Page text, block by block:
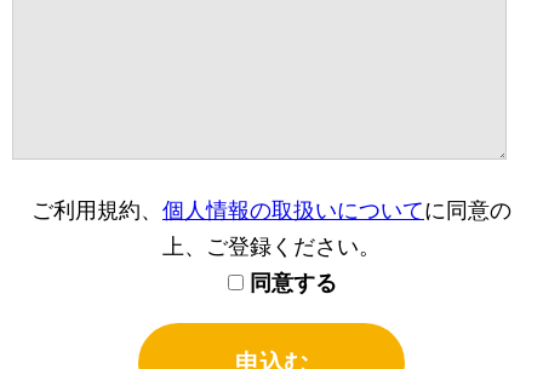
ご利用規約、 個人情報の取扱いについてに同意の
上、ご登録ください。
同意する